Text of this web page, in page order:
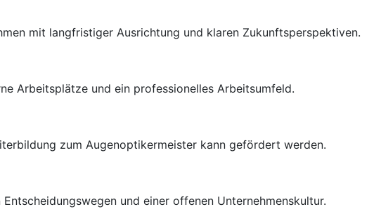
mit langfristiger Ausrichtung und klaren Zukunftsperspektiven.
Arbeitsplätze und ein professionelles Arbeitsumfeld.
zum Augenoptikermeister kann gefördert werden.
und einer offenen Unternehmenskultur.